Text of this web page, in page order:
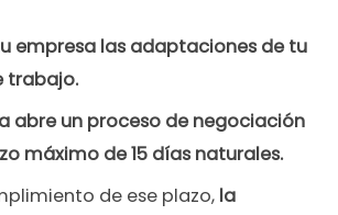
empresa las adaptaciones de tu
trabajo.
abre un proceso de negociación
máximo de 15 días naturales.
de ese plazo, la